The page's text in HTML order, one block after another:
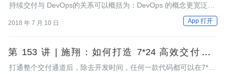
持续交付与 DevOps的关系可以概括为：DevOps 的概念更宽泛，
是持续交付的延伸；持续交付更专注于技术与实践，是 DevOps 的
工具及技术实现。
2018 年 7 月 10 日 App 打开
第 153 讲 | 施翔：如何打造 7*24 高效交付通道
（下）
打通整个交付通道后，除去开发时间，任何一款代码都可以在7*24